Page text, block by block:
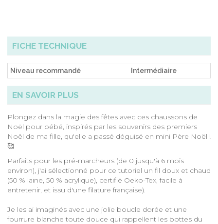
FICHE TECHNIQUE
Niveau recommandé Intermédiaire
EN SAVOIR PLUS
Plongez dans la magie des fêtes avec ces chaussons de
Noël pour bébé, inspirés par les souvenirs des premiers
Noël de ma fille, qu'elle a passé déguisé en mini Père Noël !
🥰
Parfaits pour les pré-marcheurs (de 0 jusqu'à 6 mois
environ), j'ai sélectionné pour ce tutoriel un fil doux et chaud
(50 % laine, 50 % acrylique), certifié Oeko-Tex, facile à
entretenir, et issu d'une filature française).
Je les ai imaginés avec une jolie boucle dorée et une
fourrure blanche toute douce qui rappellent les bottes du